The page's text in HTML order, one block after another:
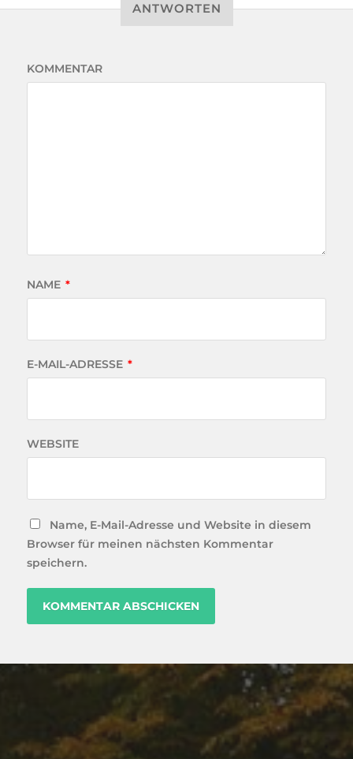
ANTWORTEN
KOMMENTAR
NAME *
E-MAIL-ADRESSE *
WEBSITE
Name, E-Mail-Adresse und Website in diesem
Browser für meinen nächsten Kommentar
speichern.